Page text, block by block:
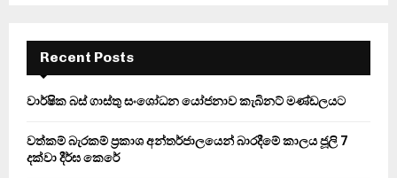
f
r
E
A
Recent Posts
වාර්ෂික බස් ගාස්තු සංශෝධන යෝජනාව කැබිනට් මණ්ඩලයට
වත්කම් බැරකම් ප්‍රකාශ අන්තර්ජාලයෙන් බාරදීමේ කාලය ජූලි 7
දක්වා දීර්ඝ කෙරේ